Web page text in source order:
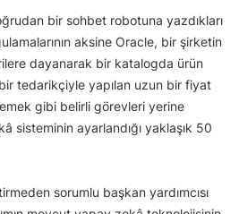
bir sohbet robotuna yazdıkları
aksine Oracle, bir şirketin
dayanarak bir katalogda ürün
tedarikçiyle yapılan uzun bir fiyat
gibi belirli görevleri yerine
sisteminin ayarlandığı yaklaşık 50
sorumlu başkan yardımcısı